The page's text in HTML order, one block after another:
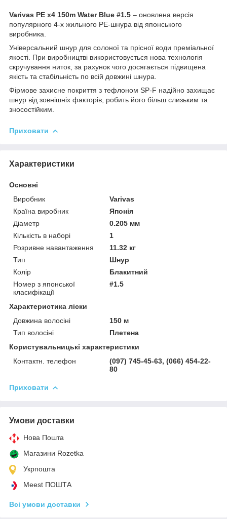
Varivas PE x4 150m Water Blue #1.5 – оновлена версія
популярного 4-х жильного PE-шнура від японського
виробника.
Універсальний шнур для солоної та прісної води преміальної
якості. При виробництві використовується нова технологія
скручування ниток, за рахунок чого досягається підвищена
якість та стабільність по всій довжині шнура.
Фірмове захисне покриття з тефлоном SP-F надійно захищає
шнур від зовнішніх факторів, робить його більш слизьким та
зносостійким.
Приховати
Характеристики
Основні
Виробник
Varivas
Країна виробник
Японія
Діаметр
0.205 мм
Кількість в наборі
1
Розривне навантаження
11.32 кг
Тип
Шнур
Колір
Блакитний
Номер з японської
класифікації
#1.5
Характеристика ліски
Довжина волосіні
150 м
Тип волосіні
Плетена
Користувальницькі характеристики
Контактн. телефон
(097) 745-45-63, (066) 454-22-
80
Приховати
Умови доставки
Нова Пошта
Магазини Rozetka
Укрпошта
Meest ПОШТА
Всі умови доставки